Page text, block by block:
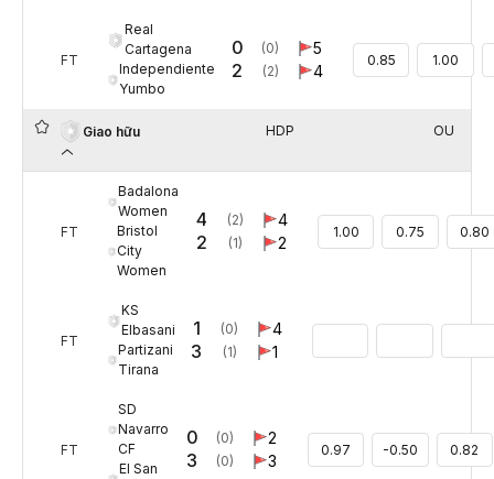
FT
Real
Cartagena
Independiente
Yumbo
0
2
(0)
(2)
5
4
0.85 1.00
Giao hữu HDP OU
FT
Badalona
Women
Bristol
City
Women
4
2
(2)
(1)
4
2
1.00 0.75 0.80
FT
KS
Elbasani
Partizani
Tirana
1
3
(0)
(1)
4
1
FT
SD
Navarro
CF
EI San
0
3
(0)
(0)
2
3
0.97 -0.50 0.82